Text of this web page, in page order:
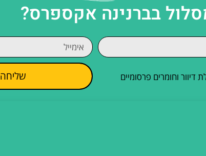
בברנינה אקספרס?
וחומרים פרסומיים שליחה